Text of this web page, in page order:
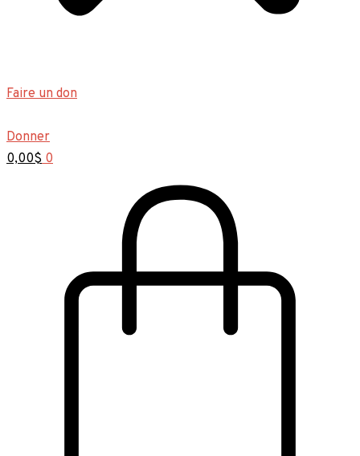
Faire un don
Donner
0,00$ 0